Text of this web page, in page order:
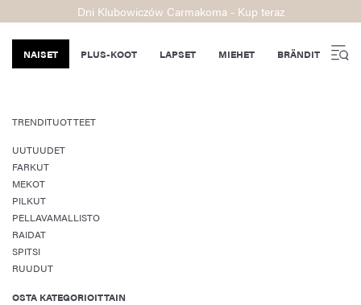
Dni Klubowiczów Carmakoma - Kup teraz
NAISET PLUS-KOOT LAPSET MIEHET BRÄNDIT
TRENDITUOTTEET
UUTUUDET
FARKUT
MEKOT
PILKUT
PELLAVAMALLISTO
RAIDAT
SPITSI
RUUDUT
OSTA KATEGORIOITTAIN